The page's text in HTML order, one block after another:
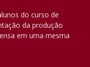
do curso de
da produção
em uma mesma